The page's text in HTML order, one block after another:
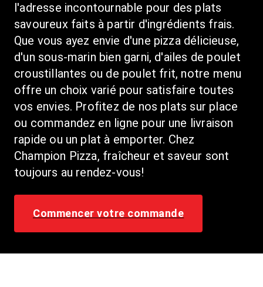
l'adresse incontournable pour des plats
savoureux faits à partir d'ingrédients frais.
Que vous ayez envie d'une pizza délicieuse,
d'un sous-marin bien garni, d'ailes de poulet
croustillantes ou de poulet frit, notre menu
offre un choix varié pour satisfaire toutes
vos envies. Profitez de nos plats sur place
ou commandez en ligne pour une livraison
rapide ou un plat à emporter. Chez
Champion Pizza, fraîcheur et saveur sont
toujours au rendez-vous!
Commencer votre commande